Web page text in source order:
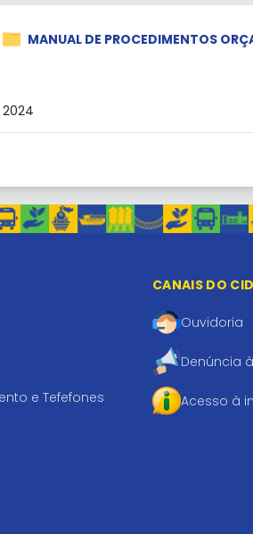
MANUAL DE PROCEDIMENTOS
e Tefefones
CANAIS DO
Ouvidoria
Denúncia
Acesso à